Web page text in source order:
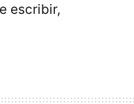
escribir,